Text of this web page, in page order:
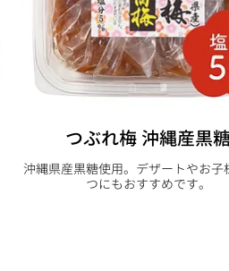
つぶれ梅 沖縄産黒
沖縄県産黒糖使用。デザートやお子
つにもおすすめです。